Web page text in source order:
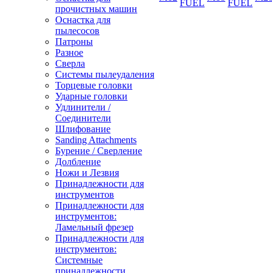
прочистных машин
Оснастка для
пылесосов
Патроны
Разное
Сверла
Системы пылеудаления
Торцевые головки
Ударные головки
Удлинители /
Соединители
Шлифование
Sanding Attachments
Бурение / Сверление
Долбление
Ножи и Лезвия
Принадлежности для
инструментов
Принадлежности для
инструментов:
Ламельный фрезер
Принадлежности для
инструментов:
Системные
принадлежности